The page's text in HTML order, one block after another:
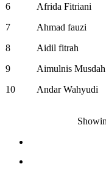
6
Afrida Fitriani
7
Ahmad fauzi
8
Aidil fitrah
9
Aimulnis Musdah
10
Andar Wahyudi